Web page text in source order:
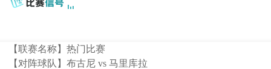
【联赛名称】热门比赛
【对阵球队】布古尼 vs 马里库拉